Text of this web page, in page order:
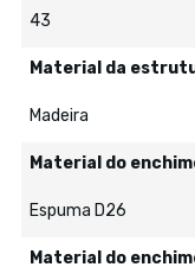
43
Material da
Madeira
Material do
Espuma D26
Material do